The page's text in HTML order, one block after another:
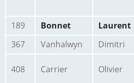
189 Bonnet Laurent
367
Vanhalwyn Dimitri
408 Carrier Olivier